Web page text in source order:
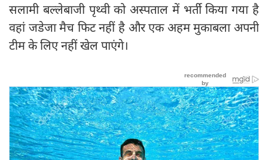
सलामी बल्लेबाजी पृथ्वी को अस्पताल में भर्ती किया गया है
वहां जडेजा मैच फिट नहीं है और एक अहम मुकाबला अपनी
टीम के लिए नहीं खेल पाएंगे।